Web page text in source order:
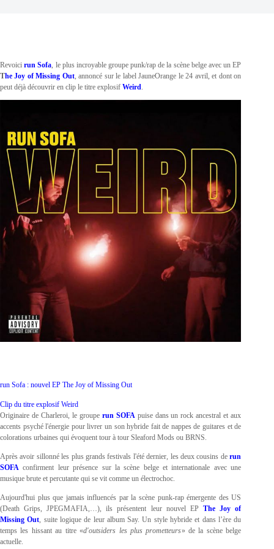
Revoicirun Sofa, le plus incroyable groupe punk/rap de la scène belge avec un EP
The Joy of Missing Out, annoncé sur le label JauneOrange le 24 avril, et dont on
peut déjà découvrir en clip le titre explosif Weird.
run Sofa : nouvel EP The Joy of Missing Out
Clip du titre explosif Weird
Originaire de Charleroi, le groupe run SOFA puise dans un rock ancestral et aux
accents psyché l'énergie pour livrer un son hybride fait de nappes de guitares et de
colorations urbaines qui évoquent tour à tour Sleaford Mods ou BRNS.
Après avoir sillonné les plus grands festivals l'été dernier, les deux cousins derun
SOFA confirment leur présence sur la scène belge et internationale avec une
musique brute et percutante qui se vit comme un électrochoc.
Aujourd'hui plus que jamais influencés par la scène punk-rap émergente des US
(Death Grips, JPEGMAFIA,…), ils présentent leur nouvel EP The Joy of
Missing Out, suite logique de leur album Say. Un style hybride et dans l’ère du
temps les hissant au titre «d'outsiders les plus prometteurs» de la scène belge
actuelle.